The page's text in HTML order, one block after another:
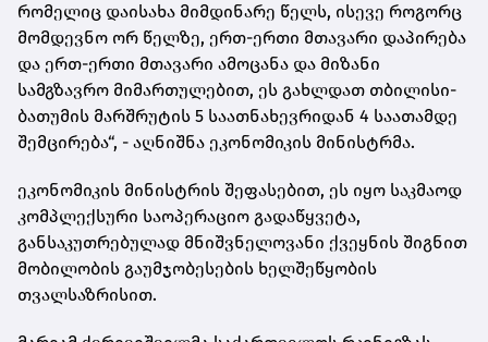
რომელიც დაისახა მიმდინარე წელს, ისევე როგორც
მომდევნო ორ წელზე, ერთ-ერთი მთავარი დაპირება
და ერთ-ერთი მთავარი ამოცანა და მიზანი
სამგზავრო მიმართულებით, ეს გახლდათ თბილისი-
ბათუმის მარშრუტის 5 საათნახევრიდან 4 საათამდე
შემცირება“, - აღნიშნა ეკონომიკის მინისტრმა.
ეკონომიკის მინისტრის შეფასებით, ეს იყო საკმაოდ
კომპლექსური საოპერაციო გადაწყვეტა,
განსაკუთრებულად მნიშვნელოვანი ქვეყნის შიგნით
მობილობის გაუმჯობესების ხელშეწყობის
თვალსაზრისით.